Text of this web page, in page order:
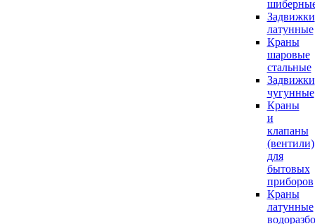
Задвижки
латунные
Краны
шаровые
стальные
Задвижки
чугунные
Краны
и
клапаны
(вентили)
для
бытовых
приборов
Краны
латунные